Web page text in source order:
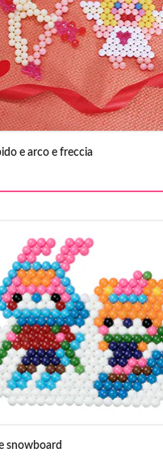
e arco e freccia
snowboard